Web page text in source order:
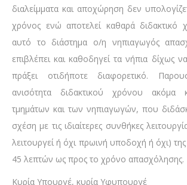
διαλείμματα και αποχώρηση δεν
χρόνος ενώ αποτελεί καθαρά
αυτό το διάστημα ο/η νηπιαγωγός
επιβλέπει και καθοδηγεί τα νήπια δίχως
πράξει οτιδήποτε διαφορετικό.
ανισότητα διδακτικού χρόνου ακόμα
τμημάτων και των νηπιαγωγών, που
σχέση με τις ιδιαίτερες συνθήκες
λειτουργεί ή όχι πρωινή υποδοχή ή όχι)
45 λεπτών ως προς το χρόνο απασχόλησης.
Κυρία Υπουργέ, κυρία Υφυπουργέ